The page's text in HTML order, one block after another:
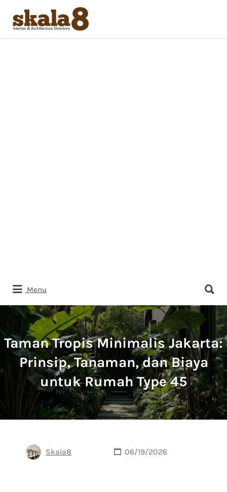
Search
for:
Menu
for:
Taman Tropis Minimalis Jakarta:
Prinsip, Tanaman, dan Biaya
untuk Rumah Type 45
Skala8 06/19/2026